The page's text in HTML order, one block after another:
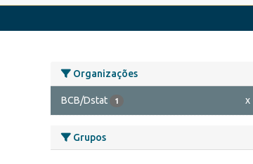
Organizações
BCB/Dstat 1 x
Grupos